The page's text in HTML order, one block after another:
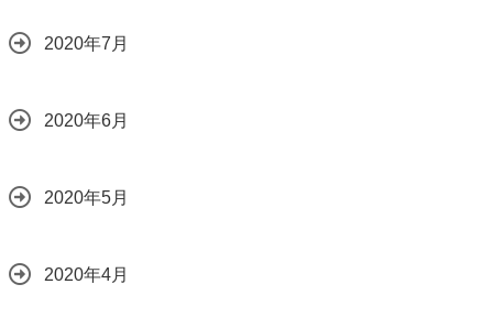
2020年7月
2020年6月
2020年5月
2020年4月